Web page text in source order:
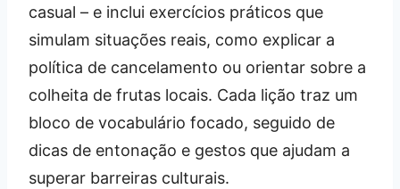
casual – e inclui exercícios práticos que
simulam situações reais, como explicar a
política de cancelamento ou orientar sobre a
colheita de frutas locais. Cada lição traz um
bloco de vocabulário focado, seguido de
dicas de entonação e gestos que ajudam a
superar barreiras culturais.